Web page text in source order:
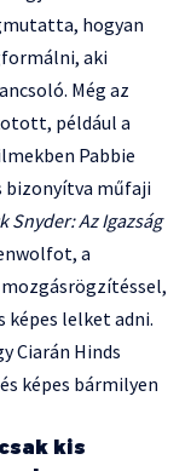
hogyan
aki
Még az
például a
Pabbie
bizonyítva műfaji
Snyder: Az Igazság
a
képes lelket adni.
Ciarán Hinds
képes bármilyen
kis